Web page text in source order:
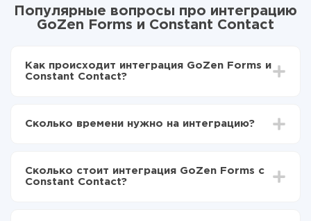
Популярные вопросы про интеграцию
GoZen Forms и Constant Contact
Как происходит интеграция GoZen Forms и
Constant Contact?
Выбираете какие данные передавать из GoZen
передаваться из GoZen Forms в Constant Contact
Сколько времени нужно на интеграцию?
отличаться и составлять от 5-ти до 30-минут. В
среднем настройка занимает 10-15 минут.
Сколько стоит интеграция GoZen Forms с
Constant Contact?